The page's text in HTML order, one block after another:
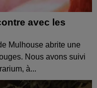
avec les
Mulhouse abrite une
Nous avons suivi
à...